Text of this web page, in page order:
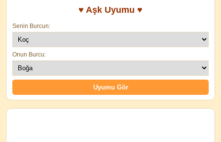
♥ Aşk Uyumu ♥
Senin Burcun:
Onun Burcu: